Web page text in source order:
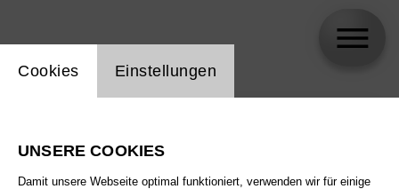
Alle Sparten
Einstellung Website Cookie
Cookies Einstellungen
UNSERE COOKIES
Damit unsere Webseite optimal funktioniert, verwenden wir für einige